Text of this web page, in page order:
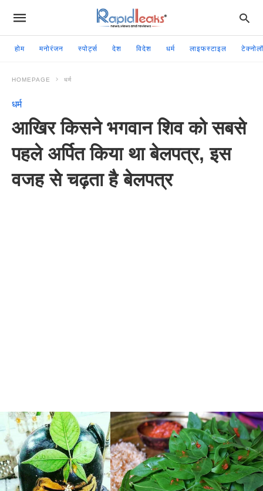
होम मनोरंजन स्पोर्ट्स देश विदेश धर्म लाइफस्टाइल
HOMEPAGE धर्म
धर्म
आखिर किसने भगवान शिव को सबसे
पहले अर्पित किया था बेलपत्र, इस
वजह से चढ़ता है बेलपत्र